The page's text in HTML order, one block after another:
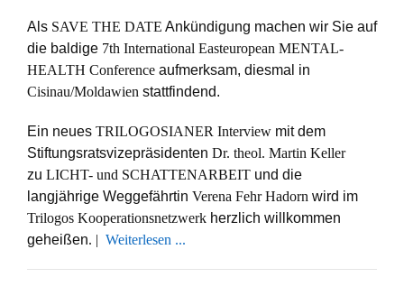
Als SAVE THE DATE Ankündigung machen wir Sie auf
die baldige 7th International Easteuropean MENTAL-
HEALTH Conference aufmerksam, diesmal in
Cisinau/Moldawien stattfindend.
Ein neues TRILOGOSIANER Interview mit dem
Stiftungsratsvizepräsidenten Dr. theol. Martin Keller
zu LICHT- und SCHATTENARBEIT und die
langjährige Weggefährtin Verena Fehr Hadorn wird im
Trilogos Kooperationsnetzwerk herzlich willkommen
geheißen. | Weiterlesen ...